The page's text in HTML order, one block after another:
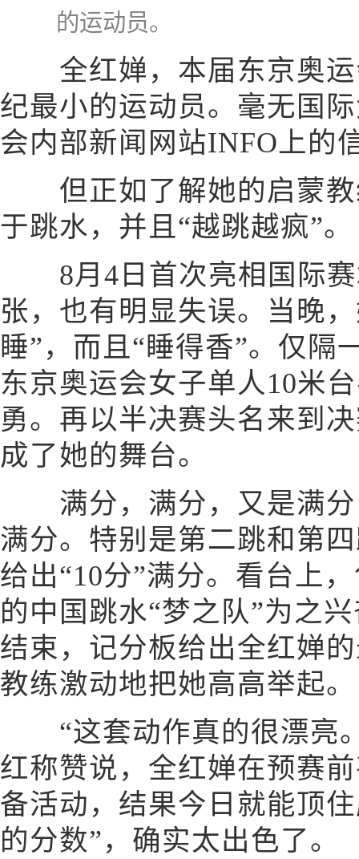
的运动员。
全红婵，本届东京奥运
纪最小的运动员。毫无国
会内部新闻网站INFO上的
但正如了解她的启蒙教
于跳水，并且“越跳越疯”。
8月4日首次亮相国际赛
张，也有明显失误。当晚
睡”，而且“睡得香”。仅隔
东京奥运会女子单人10米
勇。再以半决赛头名来到
成了她的舞台。
满分，满分，又是满分
满分。特别是第二跳和第
给出“10分”满分。看台上
的中国跳水“梦之队”为之
结束，记分板给出全红婵
教练激动地把她高高举起。
“这套动作真的很漂亮
红称赞说，全红婵在预赛
备活动，结果今日就能顶
的分数”，确实太出色了。